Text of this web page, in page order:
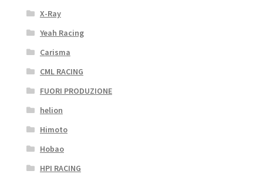
X-Ray
Yeah Racing
Carisma
CML RACING
FUORI PRODUZIONE
helion
Himoto
Hobao
HPI RACING